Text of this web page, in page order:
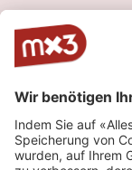
ALLE TRACKS
Timo
Calling
Timo